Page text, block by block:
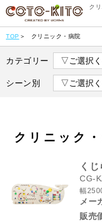
ク
TOP クリニック・病院
カテゴリー
シーン別
クリニック
くじ
CG-
幅
メー
販売